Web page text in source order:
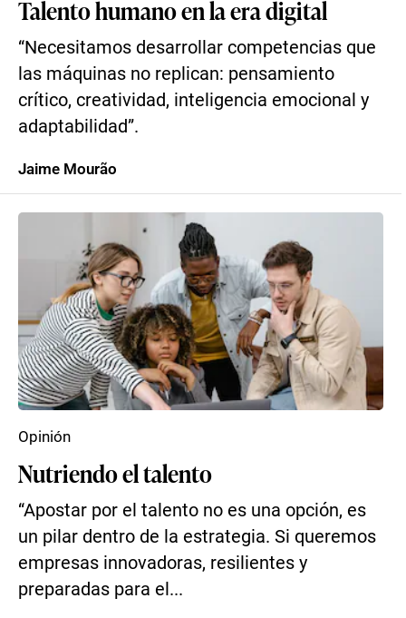
Talento humano en la era digital
“Necesitamos desarrollar competencias que
las máquinas no replican: pensamiento
crítico, creatividad, inteligencia emocional y
adaptabilidad”.
Jaime Mourão
Nutriendo el talento
“Apostar por el talento no es una opción, es
un pilar dentro de la estrategia. Si queremos
empresas innovadoras, resilientes y
preparadas para el...
Opinión